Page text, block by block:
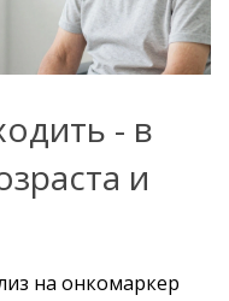
- в
и
на онкомаркер